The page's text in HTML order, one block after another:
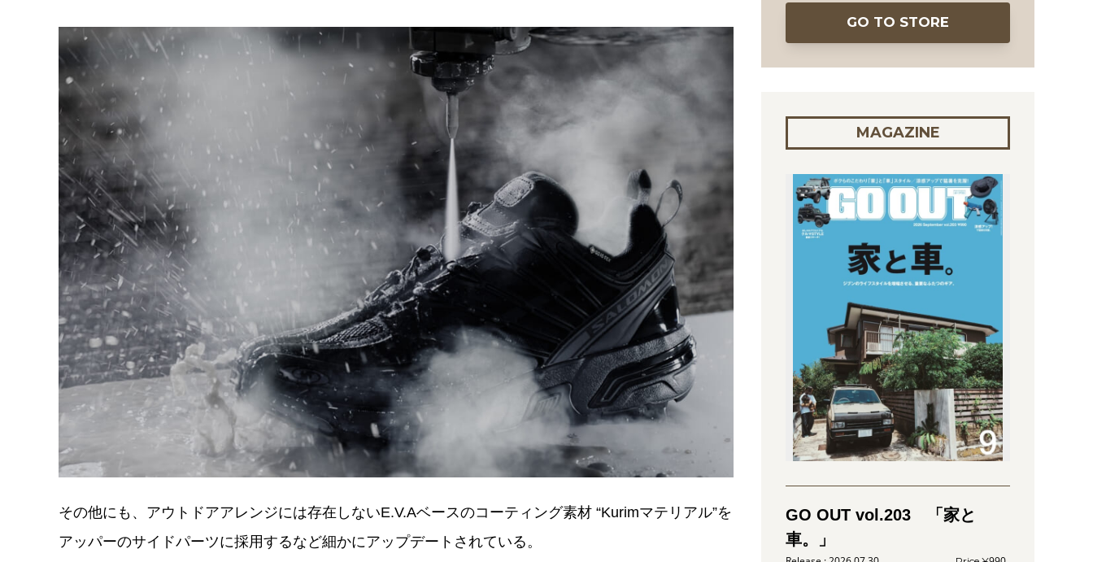
その他にも、アウトドアアレンジには存在しないE.V.Aベースのコーティング素材 “Kurimマテリアル”を
アッパーのサイドパーツに採用するなど細かにアップデートされている。
GO TO STORE
MAGAZINE
GO OUT vol.203 「家と
車。」